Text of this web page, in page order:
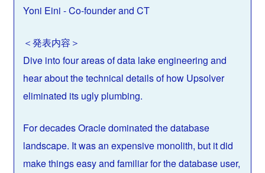
Yoni Eini - Co-founder and CT
＜発表内容＞
Dive into four areas of data lake engineering and
hear about the technical details of how Upsolver
eliminated its ugly plumbing.
For decades Oracle dominated the database
landscape. It was an expensive monolith, but it did
make things easy and familiar for the database user,